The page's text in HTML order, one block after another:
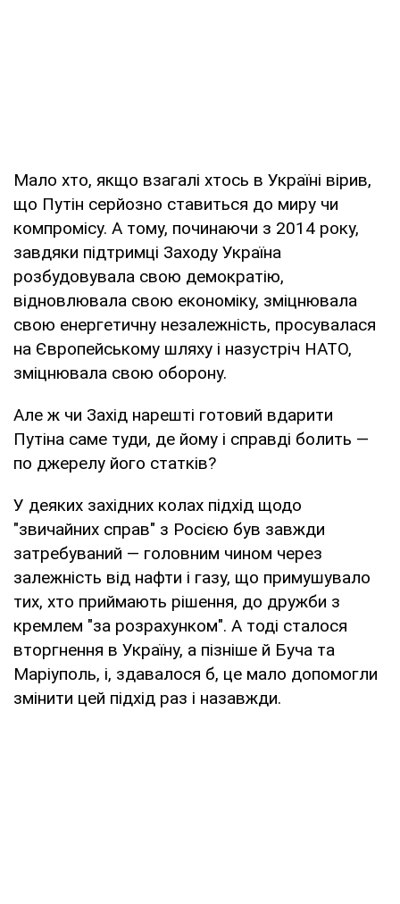
Мало хто, якщо взагалі хтось в Україні вірив,
що Путін серйозно ставиться до миру чи
компромісу. А тому, починаючи з 2014 року,
завдяки підтримці Заходу Україна
розбудовувала свою демократію,
відновлювала свою економіку, зміцнювала
свою енергетичну незалежність, просувалася
на Європейському шляху і назустріч НАТО,
зміцнювала свою оборону.
Але ж чи Захід нарешті готовий вдарити
Путіна саме туди, де йому і справді болить —
по джерелу його статків?
У деяких західних колах підхід щодо
"звичайних справ" з Росією був завжди
затребуваний — головним чином через
залежність від нафти і газу, що примушувало
тих, хто приймають рішення, до дружби з
кремлем "за розрахунком". А тоді сталося
вторгнення в Україну, а пізніше й Буча та
Маріуполь, і, здавалося б, це мало допомогли
змінити цей підхід раз і назавжди.